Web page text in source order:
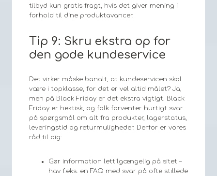
tilbyd kun gratis fragt, hvis det giver mening i
forhold til dine produktavancer.
Tip 9: Skru ekstra op for
den gode kundeservice
Det virker måske banalt, at kundeservicen skal
være i topklasse, for det er vel altid målet? Ja,
men på Black Friday er det ekstra vigtigt. Black
Friday er hektisk, og folk forventer hurtigt svar
på spørgsmål om alt fra produkter, lagerstatus,
leveringstid og returmuligheder. Derfor er vores
råd til dig:
Gør information lettilgængelig på sitet –
hav f.eks. en FAQ med svar på ofte stillede